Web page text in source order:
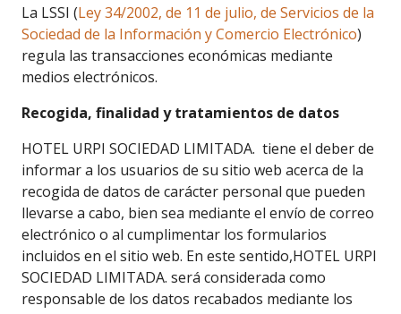
La LSSI (Ley 34/2002, de 11 de julio, de Servicios de la
Sociedad de la Información y Comercio Electrónico)
regula las transacciones económicas mediante
medios electrónicos.
Recogida, finalidad y tratamientos de datos
HOTEL URPI SOCIEDAD LIMITADA. tiene el deber de
informar a los usuarios de su sitio web acerca de la
recogida de datos de carácter personal que pueden
llevarse a cabo, bien sea mediante el envío de correo
electrónico o al cumplimentar los formularios
incluidos en el sitio web. En este sentido,HOTEL URPI
SOCIEDAD LIMITADA. será considerada como
responsable de los datos recabados mediante los